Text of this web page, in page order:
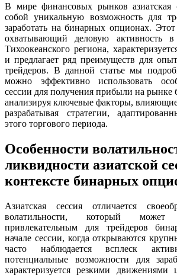
В мире финансовых рынков азиатская
собой уникальную возможность для
заработать на бинарных опционах.
охватывающий деловую активность в
Тихоокеанского региона,
и предлагает ряд преимуществ для
трейдеров. В данной статье мы
можно эффективно использовать
сессии для получения прибыли на
анализируя ключевые факторы,
разрабатывая стратегии,
этого торгового периода.
Особенности
ликвидности азиатской
контексте бинарных
Азиатская сессия отличается
волатильности, который
привлекательным для трейдеров
начале сессии, когда открываются
часто наблюдается всплеск
потенциальные возможности для
характеризуется резкими